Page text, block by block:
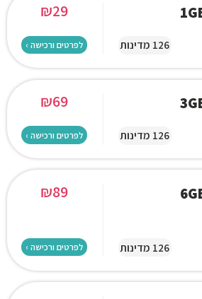
126 מדינות
₪29
לפרטים ורכישה ›
126 מדינות
₪69
לפרטים ורכישה ›
126 מדינות
₪89
לפרטים ורכישה ›